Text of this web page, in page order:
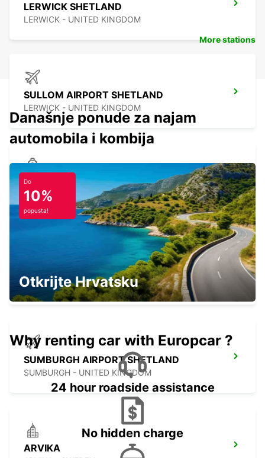
LERWICK SHETLAND
LERWICK - UNITED KINGDOM
SULLOM AIRPORT SHETLAND
LERWICK - UNITED KINGDOM
LERWICK FERRY SHETLAND
LERWICK - UNITED KINGDOM
TINGWALL AIRPORT SHETLAND ISLES
SUMBURGH - UNITED KINGDOM
SUMBURGH AIRPORT SHETLAND
SUMBURGH - UNITED KINGDOM
ARVIKA
More stations
Današnje ponude za najam
automobila i kombija
Do
10%
popusta!
Otkrijte Hrvatsku
Why renting car with Europcar ?
24 hour roadside assistance
No hidden charge